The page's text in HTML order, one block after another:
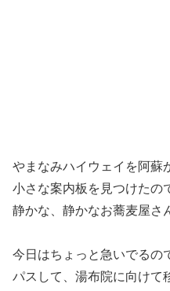
やまなみハイウェイを阿蘇
小さな案内板を見つけたの
静かな、静かなお蕎麦屋さ
今日はちょっと急いでるの
パスして、湯布院に向けて